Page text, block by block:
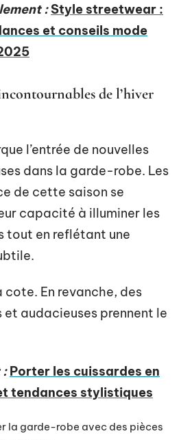
: Style streetwear :
et conseils mode
de l’hiver
l’entrée de nouvelles
dans la garde-robe. Les
de cette saison se
capacité à illuminer les
tout en reflétant une
cote. En revanche, des
audacieuses prennent le
: Porter les cuissardes en
tendances stylistiques
la garde-robe avec des pièces